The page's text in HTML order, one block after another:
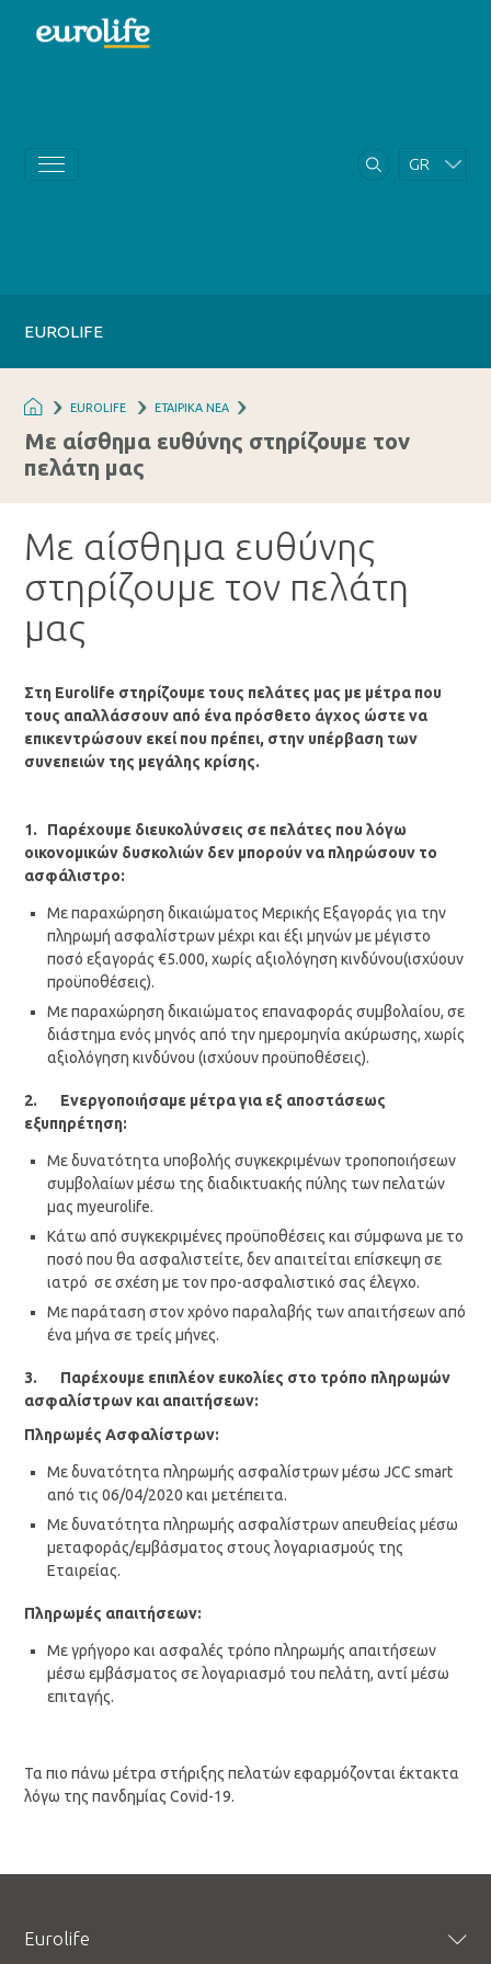
GR
EUROLIFE
EUROLIFE ΕΤΑΙΡΙΚΑ ΝΕΑ
Με αίσθημα ευθύνης στηρίζουμε τον
πελάτη μας
Με αίσθημα ευθύνης
στηρίζουμε τον πελάτη
μας
Στη Eurolife στηρίζουμε τους πελάτες μας με μέτρα που
τους απαλλάσσουν από ένα πρόσθετο άγχος ώστε να
επικεντρώσουν εκεί που πρέπει, στην υπέρβαση των
συνεπειών της μεγάλης κρίσης.
1. Παρέχουμε διευκολύνσεις σε πελάτες που λόγω
οικονομικών δυσκολιών δεν μπορούν να πληρώσουν το
ασφάλιστρο:
Με παραχώρηση δικαιώματος Μερικής Εξαγοράς για την
πληρωμή ασφαλίστρων μέχρι και έξι μηνών με μέγιστο
ποσό εξαγοράς €5.000, χωρίς αξιολόγηση κινδύνου(ισχύουν
προϋποθέσεις).
Με παραχώρηση δικαιώματος επαναφοράς συμβολαίου, σε
διάστημα ενός μηνός από την ημερομηνία ακύρωσης, χωρίς
αξιολόγηση κινδύνου (ισχύουν προϋποθέσεις).
2. Ενεργοποιήσαμε μέτρα για εξ αποστάσεως
εξυπηρέτηση:
Με δυνατότητα υποβολής συγκεκριμένων τροποποιήσεων
συμβολαίων μέσω της διαδικτυακής πύλης των πελατών
μας myeurolife.
Κάτω από συγκεκριμένες προϋποθέσεις και σύμφωνα με το
ποσό που θα ασφαλιστείτε, δεν απαιτείται επίσκεψη σε
ιατρό σε σχέση με τον προ-ασφαλιστικό σας έλεγχο.
Με παράταση στον χρόνο παραλαβής των απαιτήσεων από
ένα μήνα σε τρείς μήνες.
3. Παρέχουμε επιπλέον ευκολίες στο τρόπο πληρωμών
ασφαλίστρων και απαιτήσεων:
Πληρωμές Ασφαλίστρων:
Με δυνατότητα πληρωμής ασφαλίστρων μέσω JCC smart
από τις 06/04/2020 και μετέπειτα.
Με δυνατότητα πληρωμής ασφαλίστρων απευθείας μέσω
μεταφοράς/εμβάσματος στους λογαριασμούς της
Εταιρείας.
Πληρωμές απαιτήσεων:
Με γρήγορο και ασφαλές τρόπο πληρωμής απαιτήσεων
μέσω εμβάσματος σε λογαριασμό του πελάτη, αντί μέσω
επιταγής.
Τα πιο πάνω μέτρα στήριξης πελατών εφαρμόζονται έκτακτα
λόγω της πανδημίας Covid-19.
Eurolife